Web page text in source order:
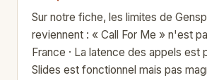
Sur notre fiche, les limites de
reviennent : « Call For Me » n'est
France · La latence des appels est
Slides est fonctionnel mais pas